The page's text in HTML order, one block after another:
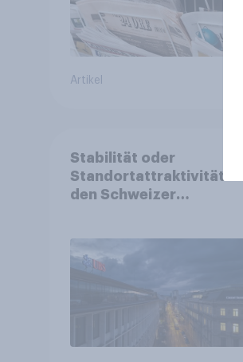
Artikel
Stabilität oder
Standortattraktivität für
den Schweizer
Debatte um die
Regulierung von
Grossbanken steht